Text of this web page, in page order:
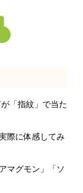
「指紋」で当た
際に体感してみ
マグモン」「ソ